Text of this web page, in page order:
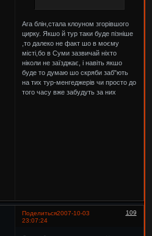
Ага блін,стала клоуном згорівшого
цирку. Якшо й тур таки буде пізніше
,то далеко не факт шо в моєму
місті,бо в Суми зазвичай ніхто
ніколи не заїзджає, і навіть якшо
буде то думаю шо скряби заб"ють
на тих тур-менгеджерів чи просто до
того часу вже забудуть за них
Поделиться 109
2007-10-03
23:07:24